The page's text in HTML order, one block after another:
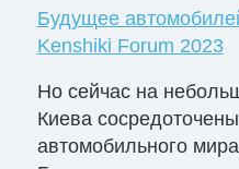
Будущее
Kenshiki Forum 2023
Но сейчас на
Киева
автомобильного